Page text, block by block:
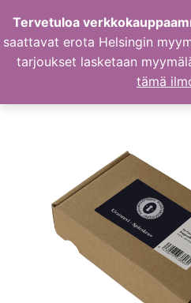
sisältöön
Tervetuloa
saattavat erota Helsingin
tarjoukset lasketaan
tämä